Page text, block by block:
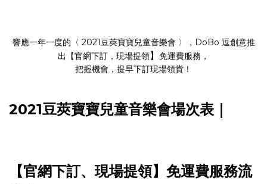
響應一年一度的〈 2021豆莢寶寶兒童音樂會 〉，DoBo 逗創意推
出【官網下訂，現場提領】 免運費服務，
把握機會，提早下訂現場領貨！
2021豆莢寶寶兒童音樂會場次表｜
【官網下訂、現場提領】免運費服務流